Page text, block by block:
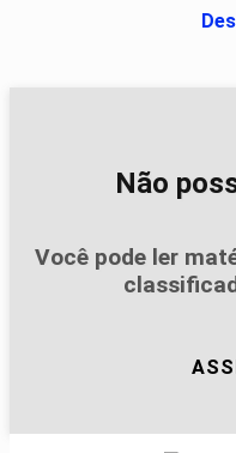
Não
Você pode ler